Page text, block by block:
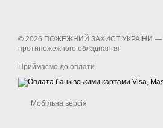
© 2026 ПОЖЕЖНИЙ ЗАХИСТ УКРАЇНИ —
протипожежного обладнання
Приймаємо до оплати
Мобільна версія